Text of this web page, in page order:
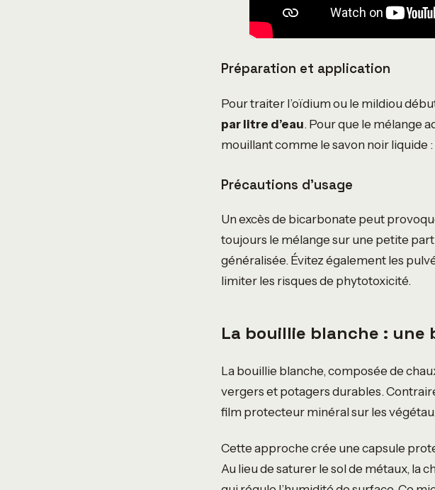
Préparation et application
Pour traiter l’oïdium ou le mildiou
par litre d’eau. Pour que le mélange
mouillant comme le savon noir liquide
Précautions d’usage
Un excès de bicarbonate peut
toujours le mélange sur une petite
généralisée. Évitez également les
limiter les risques de phytotoxicité.
La bouillie blanche :
La bouillie blanche, composée de
vergers et potagers durables.
film protecteur minéral sur les
Cette approche crée une capsule
Au lieu de saturer le sol de métaux, la